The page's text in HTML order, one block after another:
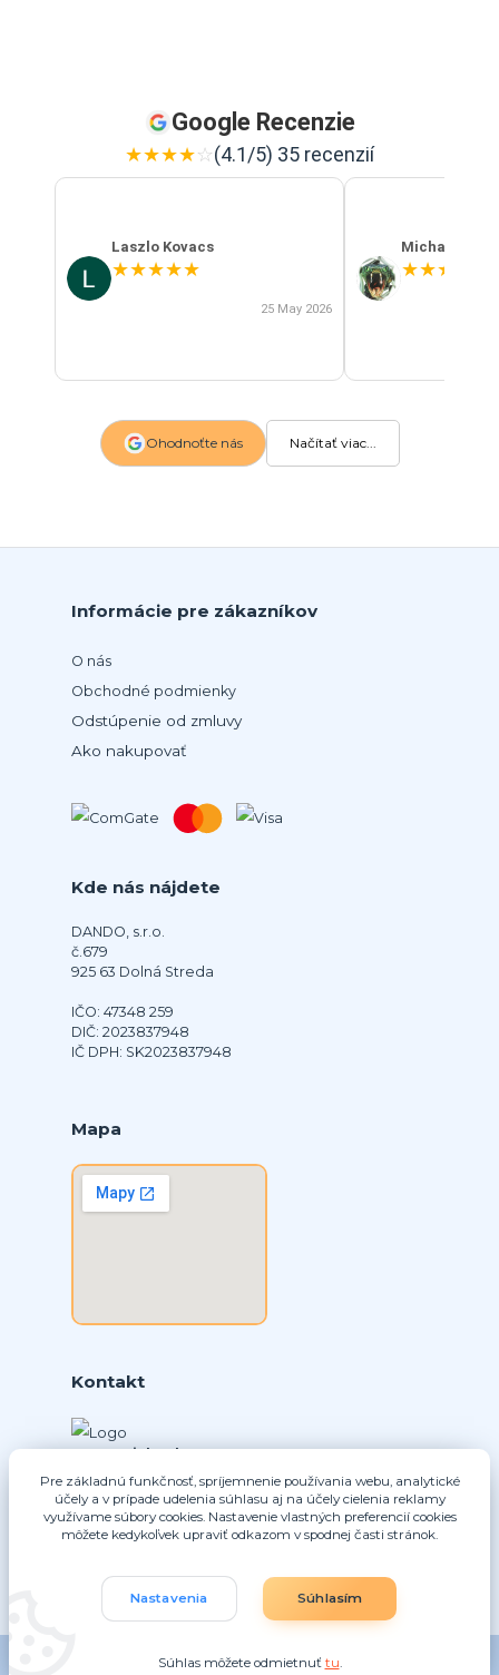
Google Recenzie
★★★★☆(4.1/5) 35 recenzií
Laszlo Kovacs
★★★★★
25 May 2026
Michal Szabo
★★★
Ohodnoťte nás Načítať viac...
Informácie pre zákazníkov
O nás
Obchodné podmienky
Odstúpenie od zmluvy
Ako nakupovať
Kde nás nájdete
DANDO, s.r.o.
č.679
925 63 Dolná Streda
IČO: 47348 259
DIČ: 2023837948
IČ DPH: SK2023837948
Mapa
Kontakt
Ing. Daniel Doboš
+421 902331936
(Po-Pia, 8-16 hod.)
info@nice-pohony.sk
Pre základnú funkčnosť, spríjemnenie používania webu, analytické
účely a v prípade udelenia súhlasu aj na účely cielenia reklamy
využívame súbory cookies. Nastavenie vlastných preferencií cookies
môžete kedykoľvek upraviť odkazom v spodnej časti stránok.
Nastavenia Súhlasím
Súhlas môžete odmietnuť tu.